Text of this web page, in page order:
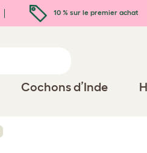
10 % sur le premier achat
Cochons d’Inde